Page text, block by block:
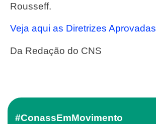
Rousseff.
Veja aqui as Diretrizes Aprovadas
Da Redação do CNS
#ConassEmMovimento